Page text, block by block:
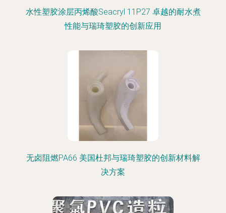
水性塑胶涂层丙烯酸Seacryl 11P27 卓越的耐水煮
性能与瑞琦塑胶的创新应用
无卤阻燃PA66 美国杜邦与瑞琦塑胶的创新材料解
决方案